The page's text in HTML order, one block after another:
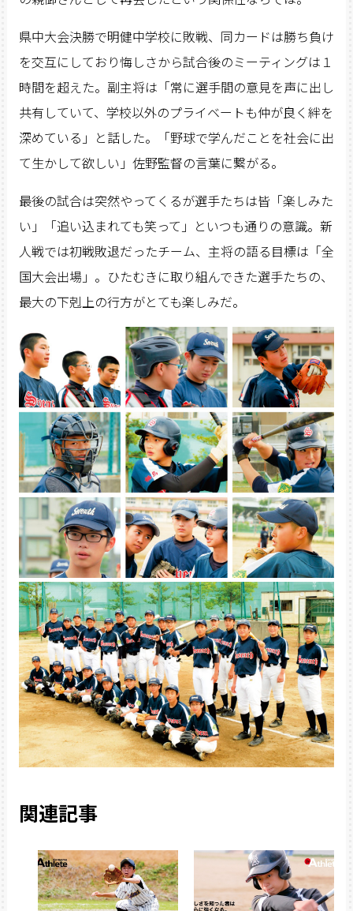
県中大会決勝で明健中学校に敗戦、同カードは勝ち負け
を交互にしており悔しさから試合後のミーティングは１
時間を超えた。副主将は「常に選手間の意見を声に出し
共有していて、学校以外のプライベートも仲が良く絆を
深めている」と話した。「野球で学んだことを社会に出
て生かして欲しい」佐野監督の言葉に繋がる。
最後の試合は突然やってくるが選手たちは皆「楽しみた
い」「追い込まれても笑って」といつも通りの意識。新
人戦では初戦敗退だったチーム、主将の語る目標は「全
国大会出場」。ひたむきに取り組んできた選手たちの、
最大の下剋上の行方がとても楽しみだ。
関連記事